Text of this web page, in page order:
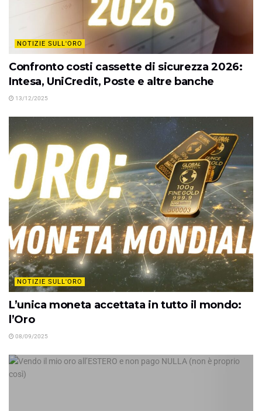
NOTIZIE SULL'ORO
Confronto costi cassette di sicurezza 2026:
Intesa, UniCredit, Poste e altre banche
13/12/2025
NOTIZIE SULL'ORO
L’unica moneta accettata in tutto il mondo:
l’Oro
08/09/2025